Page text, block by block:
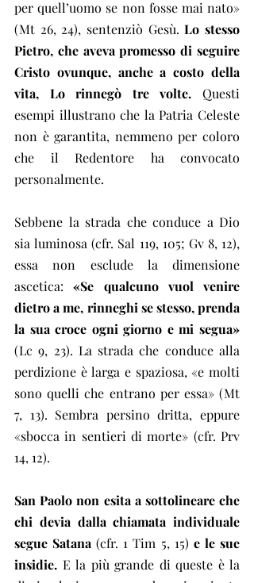
per quell’uomo se non fosse mai nato»
(Mt 26, 24), sentenziò Gesù. Lo stesso
Pietro, che aveva promesso di seguire
Cristo ovunque, anche a costo della
vita, Lo rinnegò tre volte. Questi
esempi illustrano che la Patria Celeste
non è garantita, nemmeno per coloro
che il Redentore ha convocato
personalmente.
Sebbene la strada che conduce a Dio
sia luminosa (cfr. Sal 119, 105; Gv 8, 12),
essa non esclude la dimensione
ascetica: «Se qualcuno vuol venire
dietro a me, rinneghi se stesso, prenda
la sua croce ogni giorno e mi segua»
(Lc 9, 23). La strada che conduce alla
perdizione è larga e spaziosa, «e molti
sono quelli che entrano per essa» (Mt
7, 13). Sembra persino dritta, eppure
«sbocca in sentieri di morte» (cfr. Prv
14, 12).
San Paolo non esita a sottolineare che
chi devia dalla chiamata individuale
segue Satana (cfr. 1 Tim 5, 15) e le sue
insidie. E la più grande di queste è la